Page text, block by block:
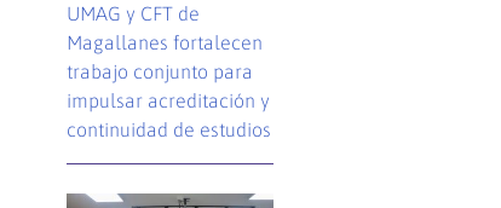
UMAG y CFT de
Magallanes fortalecen
trabajo conjunto para
impulsar acreditación y
continuidad de estudios